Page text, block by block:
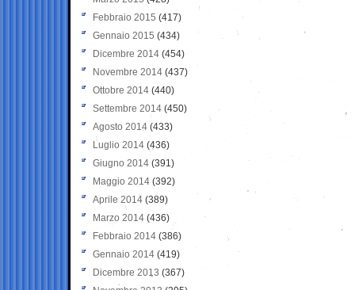
Febbraio 2015 (417)
Gennaio 2015 (434)
Dicembre 2014 (454)
Novembre 2014 (437)
Ottobre 2014 (440)
Settembre 2014 (450)
Agosto 2014 (433)
Luglio 2014 (436)
Giugno 2014 (391)
Maggio 2014 (392)
Aprile 2014 (389)
Marzo 2014 (436)
Febbraio 2014 (386)
Gennaio 2014 (419)
Dicembre 2013 (367)